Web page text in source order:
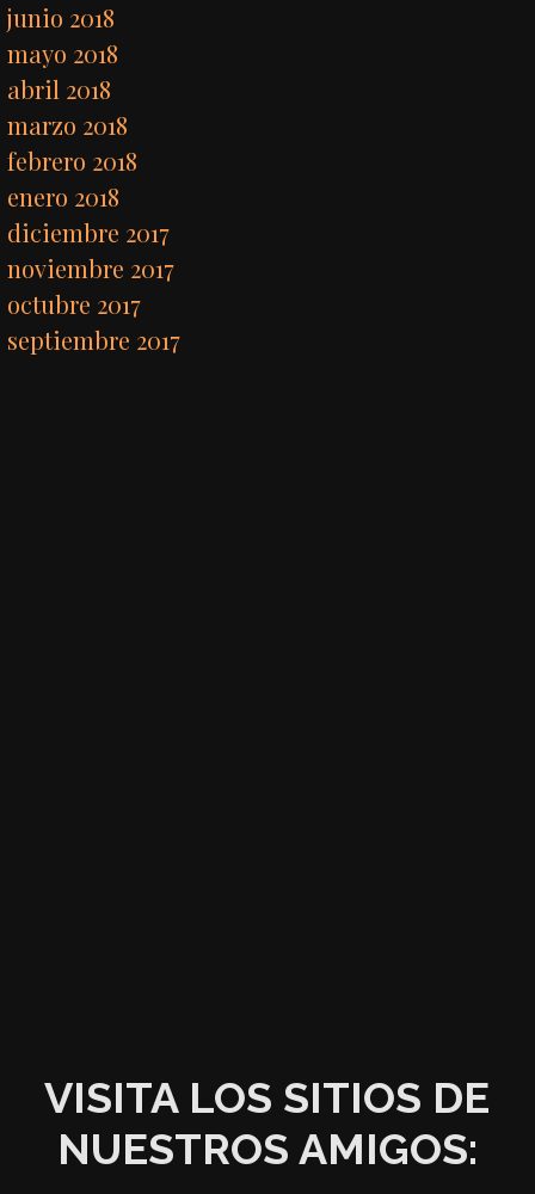
junio 2018
mayo 2018
abril 2018
marzo 2018
febrero 2018
enero 2018
diciembre 2017
noviembre 2017
octubre 2017
septiembre 2017
VISITA LOS SITIOS DE
NUESTROS AMIGOS: